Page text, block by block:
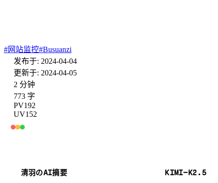
#网站监控#Busuanzi
发布于: 2024-04-04
更新于: 2024-04-05
2 分钟
773 字
PV192
UV152
清羽のAI摘要 KIMI-K2.5